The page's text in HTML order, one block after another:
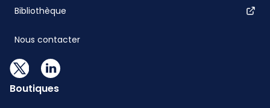
Bibliothèque
Nous contacter
Boutiques